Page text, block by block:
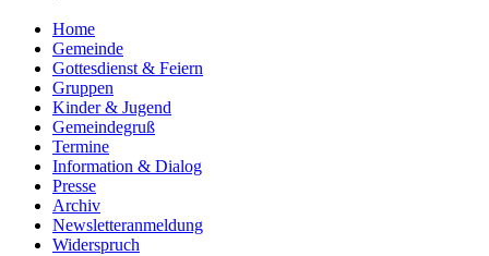
Home
Gemeinde
Gottesdienst & Feiern
Gruppen
Kinder & Jugend
Gemeindegruß
Termine
Information & Dialog
Presse
Archiv
Newsletteranmeldung
Widerspruch